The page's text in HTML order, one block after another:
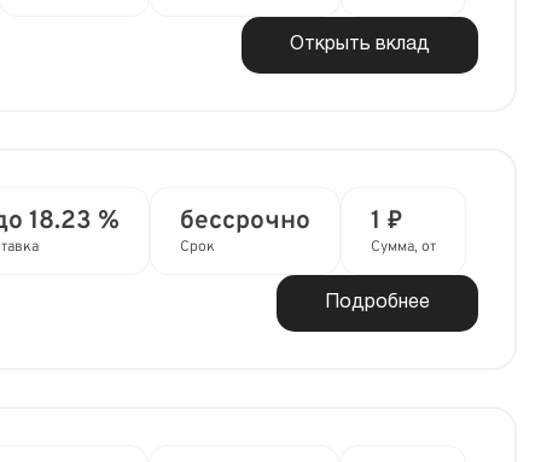
Открыть вклад
18.23 % бессрочно
Срок
1 ₽
Сумма, от
Подробнее